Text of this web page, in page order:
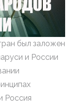
был заложен
и России
Россия